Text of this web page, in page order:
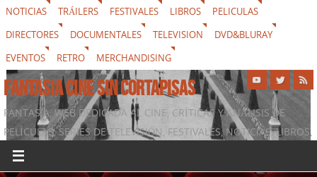
NOTICIAS TRÁILERS FESTIVALES LIBROS
PELICULAS
DIRECTORES
DOCUMENTALES TELEVISION
DVD&BLURAY
EVENTOS
RETRO MERCHANDISING
FANTASIA CINE SIN CORTAPISAS
FANTASIA, WEB DEDICADA AL CINE, CRÍTICAS Y ANÁLISIS DE
PELÍCULAS, SERIES DE TELEVISIÓN, FESTIVALES, NOTICIAS, LIBROS,
DVD & BLURAY, MERCHANDISING Y TODO LO QUE RODEA AL
SÉPTIMO ARTE